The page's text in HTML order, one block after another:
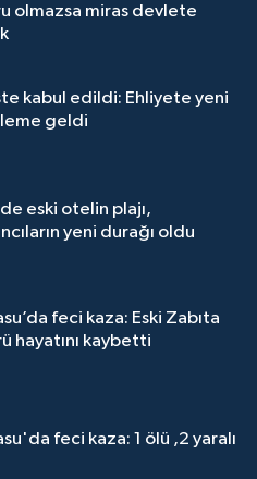
olmazsa miras devlete
kabul edildi: Ehliyete yeni
geldi
eski otelin plajı,
yeni durağı oldu
feci kaza: Eski Zabıta
hayatını kaybetti
feci kaza: 1 ölü ,2 yaralı